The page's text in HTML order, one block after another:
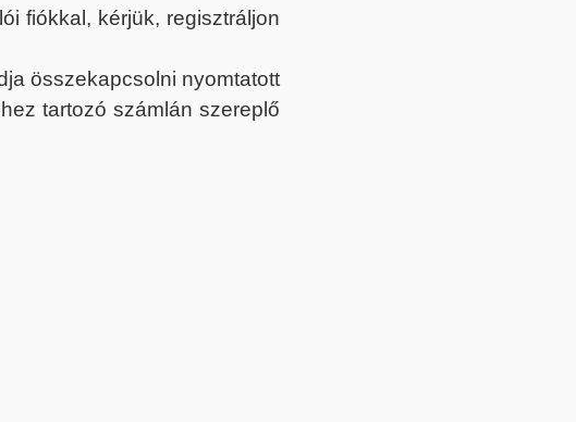
fiókkal, kérjük, regisztráljon
összekapcsolni nyomtatott
tartozó számlán szereplő